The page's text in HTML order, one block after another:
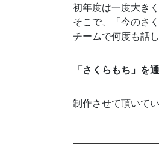
初年度は一度大き
そこで、「今のさ
チームで何度も話
「さくらもち」を通
制作させて頂いて